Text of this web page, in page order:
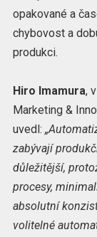
opakované a
chybovost a
produkci.
Hiro Imamura,
Marketing &
uvedl:
zabývají
důležitější,
procesy,
absolutní
volitelné